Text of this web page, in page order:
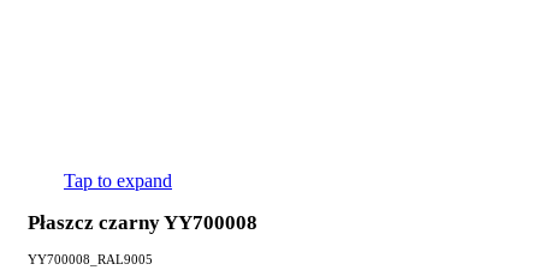
Tap to expand
Płaszcz czarny YY700008
YY700008_RAL9005